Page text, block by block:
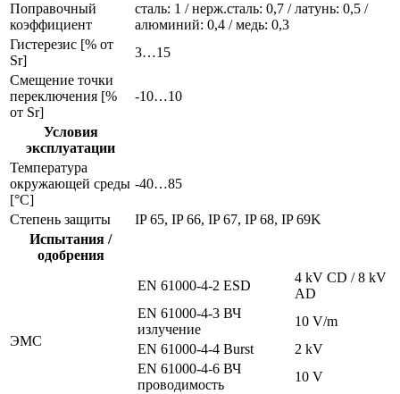
Поправочный
коэффициент
сталь: 1 / нерж.сталь: 0,7 / латунь: 0,5 /
алюминий: 0,4 / медь: 0,3
Гистерезис [% от
Sr]
3…15
Смещение точки
переключения [%
от Sr]
-10…10
Условия
эксплуатации
Температура
окружающей среды
[°C]
-40…85
Степень защиты
IP 65, IP 66, IP 67, IP 68, IP 69K
Испытания /
одобрения
ЭMC
EN 61000-4-2 ESD
4 kV CD / 8 kV
AD
EN 61000-4-3 ВЧ
излучение
10 V/m
EN 61000-4-4 Burst
2 kV
EN 61000-4-6 ВЧ
проводимость
10 V